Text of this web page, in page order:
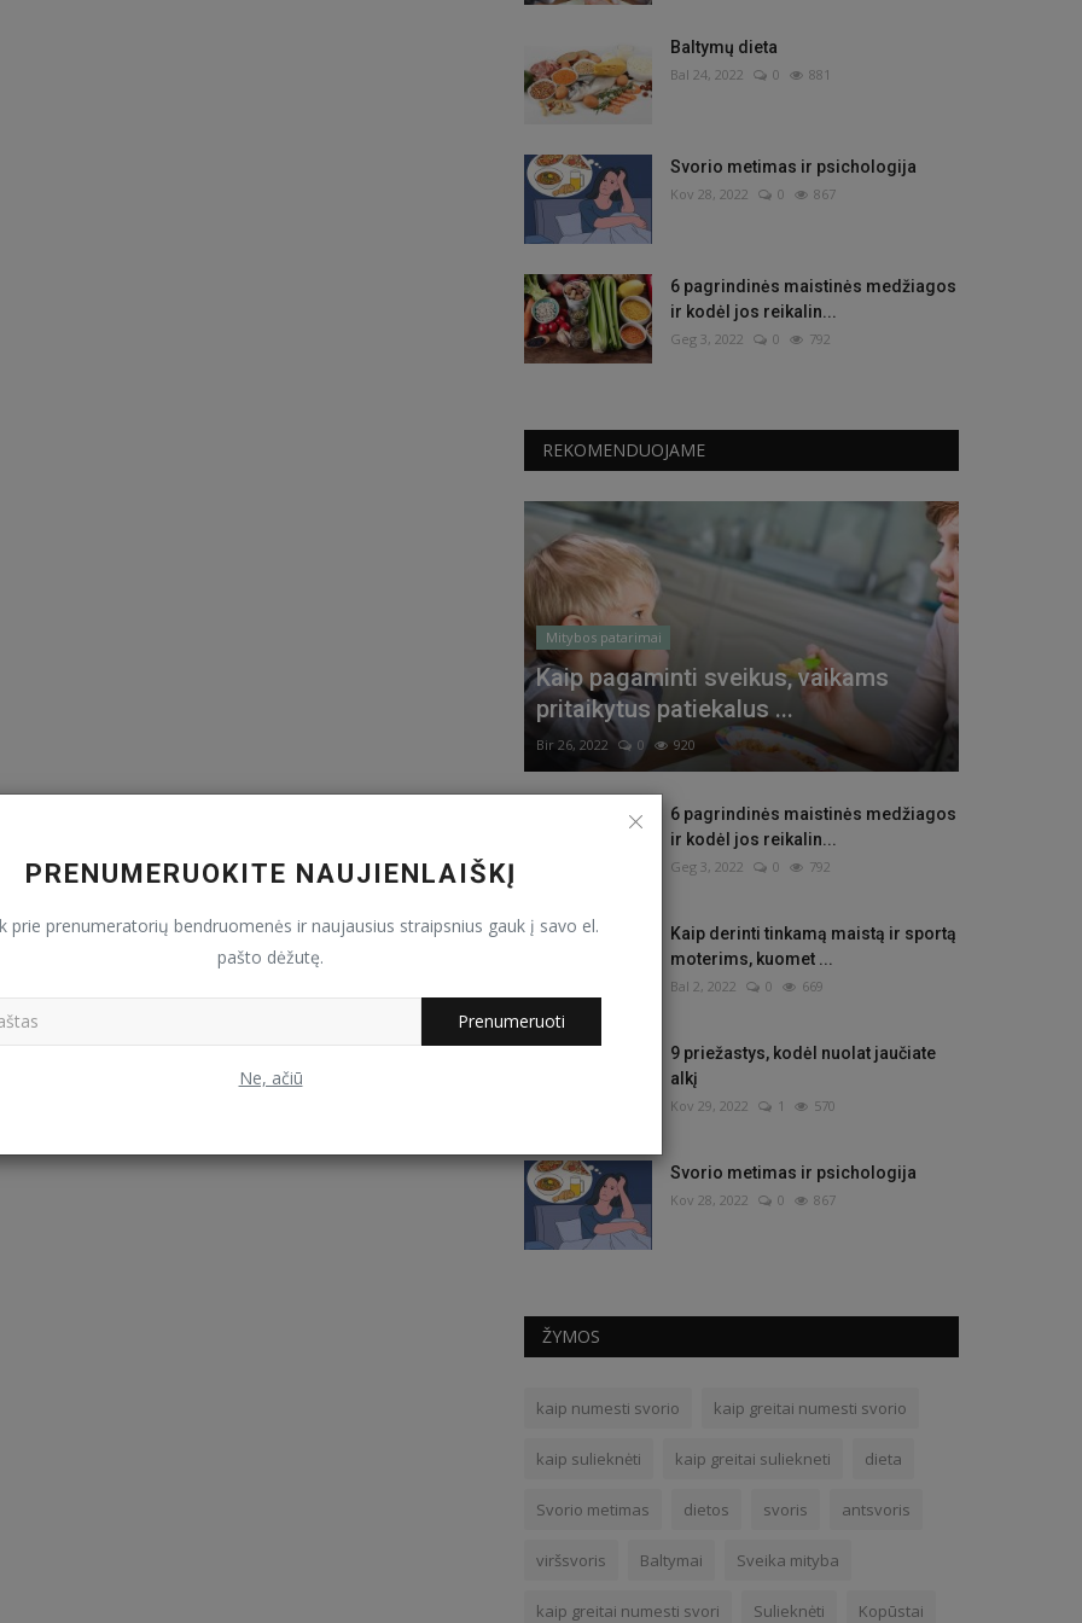
PRENUMERUOKITE NAUJIENLAIŠKĮ
prie prenumeratorių bendruomenės ir naujausius straipsnius gauk į savo el.
pašto dėžutę.
Prenumeruoti
Ne, ačiū
Baltymų dieta
Bal 24, 2022 0 881
Svorio metimas ir psichologija
Kov 28, 2022 0 867
6 pagrindinės maistinės medžiagos
ir kodėl jos reikalin...
Geg 3, 2022 0 792
REKOMENDUOJAME
Mitybos patarimai
Kaip pagaminti sveikus, vaikams
pritaikytus patiekalus ...
Bir 26, 2022 0 920
6 pagrindinės maistinės medžiagos
ir kodėl jos reikalin...
Geg 3, 2022 0 792
Kaip derinti tinkamą maistą ir sportą
moterims, kuomet ...
Bal 2, 2022 0 669
9 priežastys, kodėl nuolat jaučiate
alkį
Kov 29, 2022 1 570
Svorio metimas ir psichologija
Kov 28, 2022 0 867
ŽYMOS
kaip numesti svorio kaip greitai numesti svorio
kaip sulieknėti kaip greitai suliekneti dieta
Svorio metimas dietos svoris antsvoris
viršsvoris Baltymai Sveika mityba
kaip greitai numesti svori Sulieknėti Kopūstai